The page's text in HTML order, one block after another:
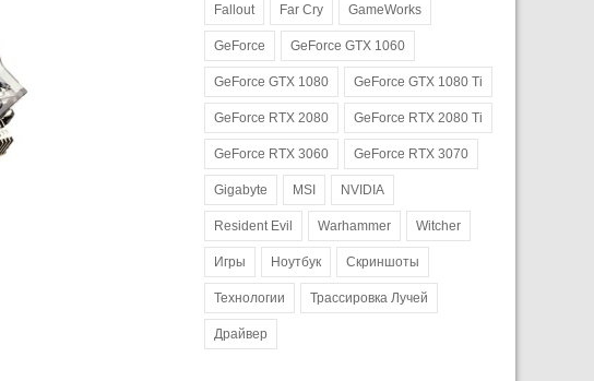
Fallout Far Cry GameWorks
GeForce GeForce GTX 1060
GeForce GTX 1080 GeForce GTX 1080 Ti
GeForce RTX 2080 GeForce RTX 2080 Ti
GeForce RTX 3060 GeForce RTX 3070
Gigabyte MSI NVIDIA
Resident Evil Warhammer Witcher
Игры Ноутбук Скриншоты
Технологии Трассировка Лучей
Драйвер